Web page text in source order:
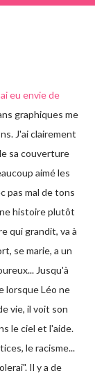
eu envie de
graphiques me
J'ai clairement
sa couverture
aimé les
pas mal de tons
histoire plutôt
qui grandit, va à
se marie, a un
Jusqu'à
lorsque Léo ne
vie, il voit son
le ciel et l'aide.
le racisme...
Il y a de